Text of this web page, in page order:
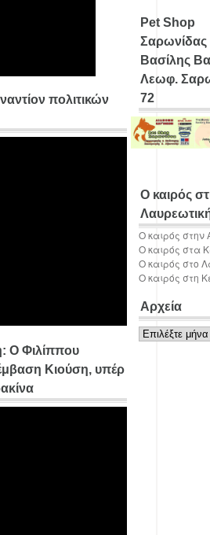
πολιτικών
Φιλίππου
Κιούση, υπέρ
Pet Shop
Σαρωνίδας
Βασίλης
Λεωφ.
72
Ο καιρός
Ο καιρός στην
Ο καιρός στα
Ο καιρός στο
Ο καιρός στη
Αρχεία
Αρχεία